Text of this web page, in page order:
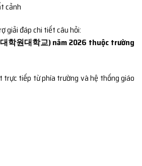
cảnh
giải đáp chi tiết câu hỏi:
학원대학교) năm 2026 thuộc trường
trực tiếp từ phía trường và hệ thống giáo